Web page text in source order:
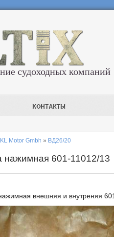
судоходных компаний
Motor Gmbh » ВД26/20
601-11012/13
внешняя и внутреняя